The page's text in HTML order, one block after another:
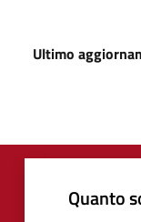
Ultimo
Quanto